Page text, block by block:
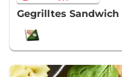
Gegrilltes